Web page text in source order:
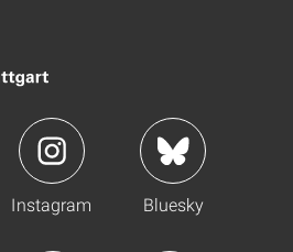
Instagram Bluesky